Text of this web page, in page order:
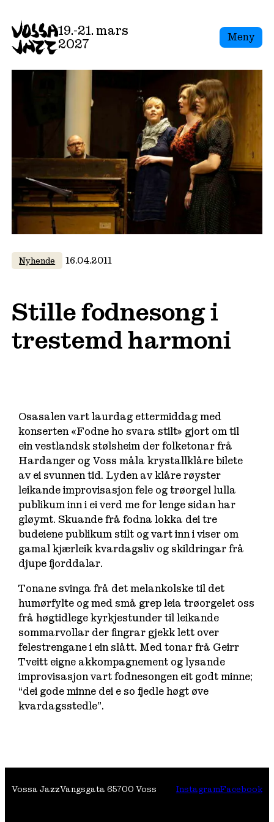
to
content
19.-21. mars
2027
Meny
Nyhende 16.04.2011
Stille fodnesong i
trestemd harmoni
Osasalen vart laurdag ettermiddag med
konserten «Fodne ho svara stilt» gjort om til
ein vestlandsk stølsheim der folketonar frå
Hardanger og Voss måla krystallklåre bilete
av ei svunnen tid. Lyden av klåre røyster
leikande improvisasjon fele og trøorgel lulla
publikum inn i ei verd me for lenge sidan har
gløymt. Skuande frå fodna lokka dei tre
budeiene publikum stilt og vart inn i viser om
gamal kjærleik kvardagsliv og skildringar frå
djupe fjorddalar.
Tonane svinga frå det melankolske til det
humørfylte og med små grep leia trøorgelet oss
frå høgtidlege kyrkjestunder til leikande
sommarvollar der fingrar gjekk lett over
felestrengane i ein slått. Med tonar frå Geirr
Tveitt eigne akkompagnement og lysande
improvisasjon vart fodnesongen eit godt minne;
“dei gode minne dei e so fjedle høgt øve
kvardagsstedle”.
Vossa JazzVangsgata 65700 Voss InstagramFacebook